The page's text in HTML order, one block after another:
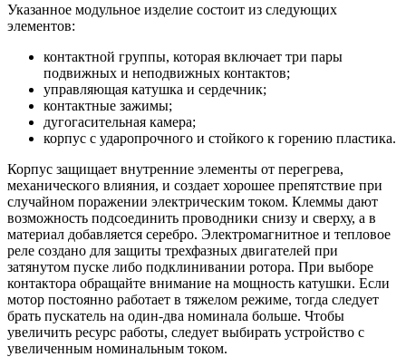
Указанное модульное изделие состоит из следующих
элементов:
контактной группы, которая включает три пары
подвижных и неподвижных контактов;
управляющая катушка и сердечник;
контактные зажимы;
дугогасительная камера;
корпус с ударопрочного и стойкого к горению пластика.
Корпус защищает внутренние элементы от перегрева,
механического влияния, и создает хорошее препятствие при
случайном поражении электрическим током. Клеммы дают
возможность подсоединить проводники снизу и сверху, а в
материал добавляется серебро. Электромагнитное и тепловое
реле создано для защиты трехфазных двигателей при
затянутом пуске либо подклинивании ротора. При выборе
контактора обращайте внимание на мощность катушки. Если
мотор постоянно работает в тяжелом режиме, тогда следует
брать пускатель на один-два номинала больше. Чтобы
увеличить ресурс работы, следует выбирать устройство с
увеличенным номинальным током.